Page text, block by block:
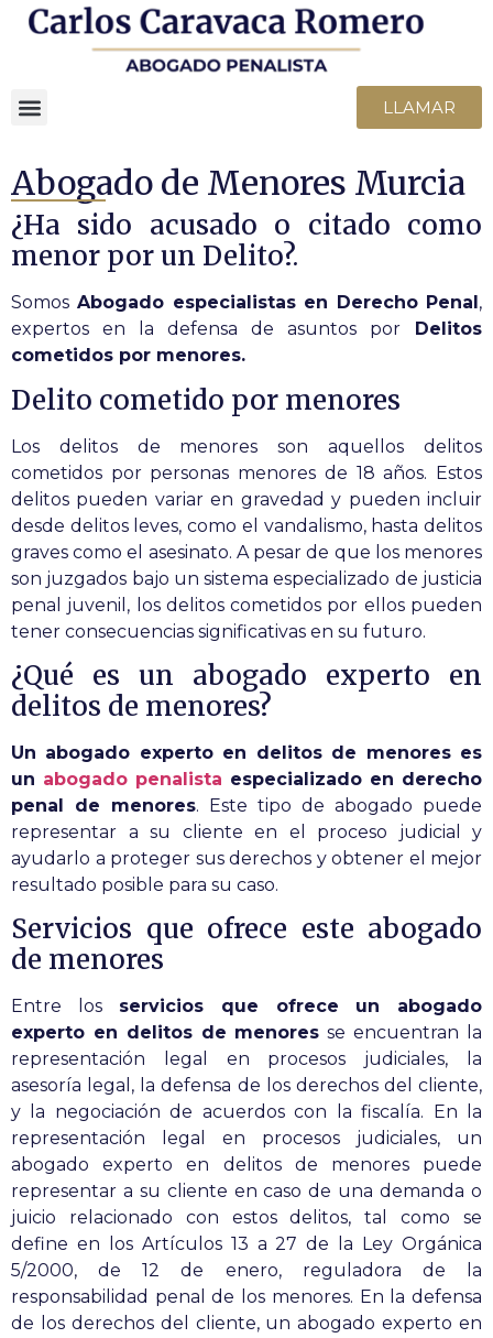
LLAMAR
Abogado de Menores Murcia
¿Ha sido acusado o citado como
menor por un Delito?.
Somos Abogado especialistas en Derecho Penal ,
expertos en la defensa de asuntos por Delitos
cometidos por menores.
Delito cometido por menores
Los delitos de menores son aquellos delitos
cometidos por personas menores de 18 años. Estos
delitos pueden variar en gravedad y pueden incluir
desde delitos leves, como el vandalismo, hasta delitos
graves como el asesinato. A pesar de que los menores
son juzgados bajo un sistema especializado de justicia
penal juvenil, los delitos cometidos por ellos pueden
tener consecuencias significativas en su futuro.
¿Qué es un abogado experto en
delitos de menores?
Un abogado experto en delitos de menores es
un abogado penalista especializado en derecho
penal de menores. Este tipo de abogado puede
representar a su cliente en el proceso judicial y
ayudarlo a proteger sus derechos y obtener el mejor
resultado posible para su caso.
Servicios que ofrece este abogado
de menores
Entre losservicios que ofrece un abogado
experto en delitos de menores se encuentran la
representación legal en procesos judiciales, la
asesoría legal, la defensa de los derechos del cliente,
y la negociación de acuerdos con la fiscalía. En la
representación legal en procesos judiciales, un
abogado experto en delitos de menores puede
representar a su cliente en caso de una demanda o
juicio relacionado con estos delitos, tal como se
define en los Artículos 13 a 27 de la Ley Orgánica
5/2000, de 12 de enero, reguladora de la
responsabilidad penal de los menores. En la defensa
de los derechos del cliente, un abogado experto en